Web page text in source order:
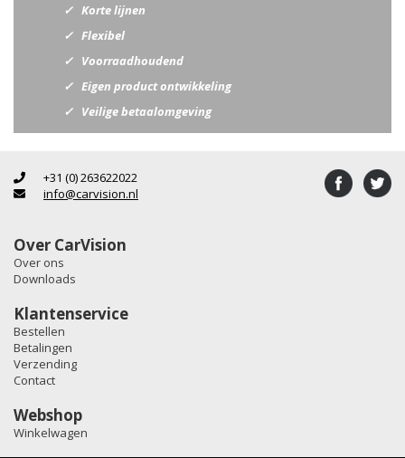
Korte lijnen
Flexibel
Voorraadhoudend
Eigen product ontwikkeling
Veilige betaalomgeving
+31 (0) 263622022
info@carvision.nl
Over CarVision
Over ons
Downloads
Klantenservice
Bestellen
Betalingen
Verzending
Contact
Webshop
Winkelwagen